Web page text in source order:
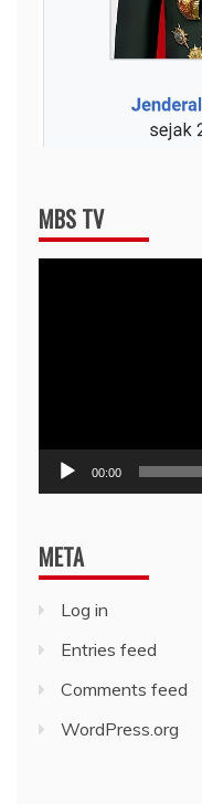
MBS TV
00:00
META
Log in
Entries feed
Comments feed
WordPress.org